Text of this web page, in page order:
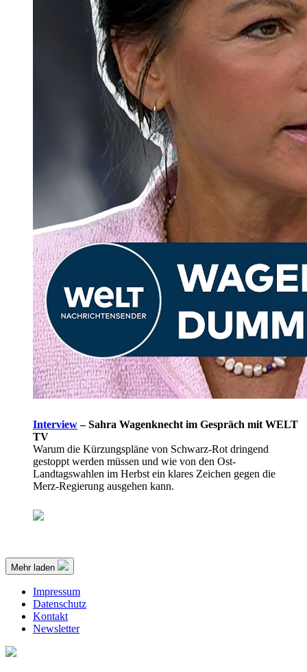
Interview– Sahra Wagenknecht im Gespräch mit WELT
TV
Warum die Kürzungspläne von Schwarz-Rot dringend
gestoppt werden müssen und wie von den Ost-
Landtagswahlen im Herbst ein klares Zeichen gegen die
Merz-Regierung ausgehen kann.
Mehr laden
Impressum
Datenschutz
Kontakt
Newsletter